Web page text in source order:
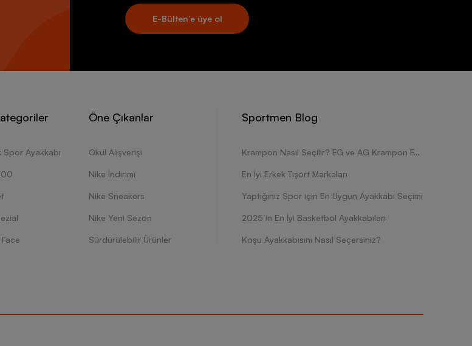
imajını üzerinizde taşıyabilme fırsatı veriyor. Standart kesimin yanı sıra dar ve geniş kesimlere de
Kalite ve konfordan vazgeçmeyen kadınlar için üretilen tişört modelleri, düşük omuzlu tasarımlarıyla
bulabilmenizi kolaylaştırıyor. Kol ve manşetleriyle ön plana çıkan pek çok ürün, sportif detaylarıyla
tanıyor. Pamuk, elastan ve polyester gibi yumuşak dokulara sahip kumaşlardan üretilen ürünler,
yardımcı oluyor. Dış görünüşüne özen gösteren kadınlara hitap eden birçok kıyafet, gündüz ya
her saatinde şıklığınızı ortaya çıkarıyor. Kaliteli kumaş dokuları ve sağlam dikişleriyle dikkatleri
tanıyan Adidas kadın tişört modelleri, tarzınıza dinamik ve estetik bir görünüm kazandırarak yeni bir
modellerini seçerek günlük işlerinizi rahat bir şekilde tamamlayabilir, giyim stilinize dinamik bir görünüm
E-Bülten’e üye ol
Spor Ayakkabı
Öne Çıkanlar
Okul Alışverişi
Nike İndirimi
Nike Sneakers
Nike Yeni Sezon
Sürdürülebilir Ürünler
Sportmen Blog
Krampon Nasıl Seçilir? FG ve AG Krampon Farkları Nelerdir?
En İyi Erkek Tişört Markaları
Yaptığınız Spor için En Uygun Ayakkabı Seçimi
2025’in En İyi Basketbol Ayakkabıları
Koşu Ayakkabısını Nasıl Seçersiniz?